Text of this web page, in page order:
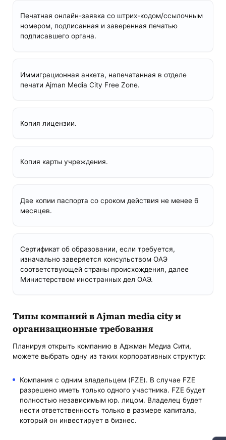
Печатная онлайн-заявка со штрих-кодом/ссылочным
номером, подписанная и заверенная печатью
подписавшего органа.
Иммиграционная анкета, напечатанная в отделе
печати Ajman Media City Free Zone.
Копия лицензии.
Копия карты учреждения.
Две копии паспорта со сроком действия не менее 6
месяцев.
Сертификат об образовании, если требуется,
изначально заверяется консульством ОАЭ
соответствующей страны происхождения, далее
Министерством иностранных дел ОАЭ.
Типы компаний в Ajman media city и
организационные требования
Планируя открыть компанию в Аджман Медиа Сити,
можете выбрать одну из таких корпоративных структур:
Компания с одним владельцем (FZE). В случае FZE
разрешено иметь только одного участника. FZE будет
полностью независимым юр. лицом. Владелец будет
нести ответственность только в размере капитала,
который он инвестирует в бизнес.